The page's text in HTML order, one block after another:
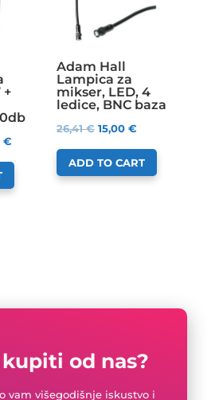
+
€
Adam Hall
Lampica za
mikser, LED, 4
ledice, BNC baza
26,41€ 15,00 €
ADD TO CART
od nas?
vam višegodišnje iskustvo i